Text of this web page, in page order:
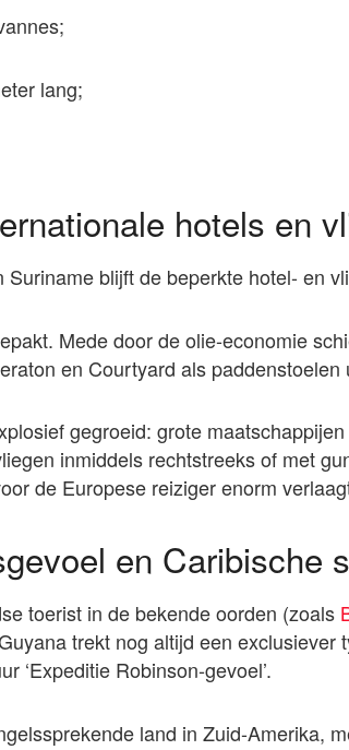
lang;
hotels en
blijft de beperkte hotel- en
Mede door de olie-economie
en Courtyard als paddenstoelen
gegroeid: grote
inmiddels rechtstreeks of met
de Europese reiziger enorm
en Caribische
toerist in de bekende oorden (zoals
trekt nog altijd een exclusiever
‘Expeditie Robinson-gevoel’.
land in Zuid-Amerika,